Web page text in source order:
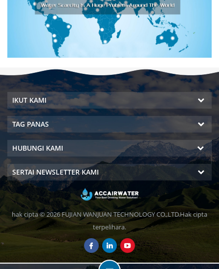
IKUT KAMI
TAG PANAS
HUBUNGI KAMI
SERTAI NEWSLETTER KAMI
hak cipta © 2026 FUJIAN WANJUAN TECHNOLOGY CO.,LTD.Hak cipta
terpelihara.